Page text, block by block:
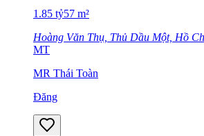
1.85 tỷ57 m²
Hoàng Văn Thụ, Thủ Dầu Một, Hồ
MT
MR Thái Toàn
Đăng